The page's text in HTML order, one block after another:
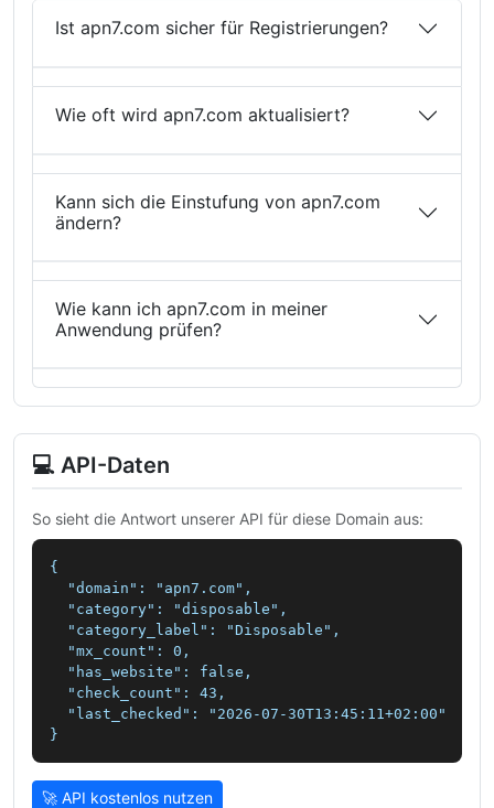
Ist apn7.com sicher für Registrierungen?
Wie oft wird apn7.com aktualisiert?
Kann sich die Einstufung von apn7.com
ändern?
Wie kann ich apn7.com in meiner
Anwendung prüfen?
💻 API-Daten
So sieht die Antwort unserer API für diese Domain aus:
{
  "domain": "apn7.com",
  "category": "disposable",
  "category_label": "Disposable",
  "mx_count": 0,
  "has_website": false,
  "check_count": 43,
  "last_checked": "2026-07-30T13:45:11+02:00"
}
🚀 API kostenlos nutzen